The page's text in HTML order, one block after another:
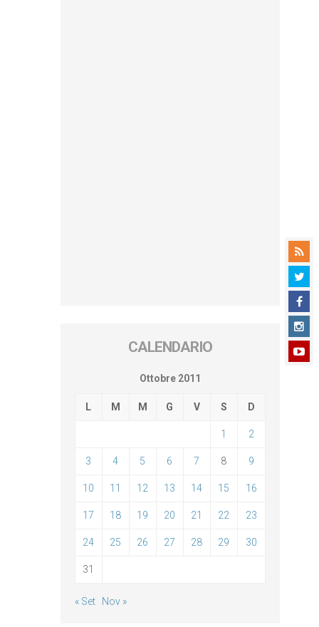
CALENDARIO
Ottobre 2011
L M M G V S D
1 2
3 4 5 6 7 8 9
10 11 12 13 14 15 16
17 18 19 20 21 22 23
24 25 26 27 28 29 30
31
« Set Nov »